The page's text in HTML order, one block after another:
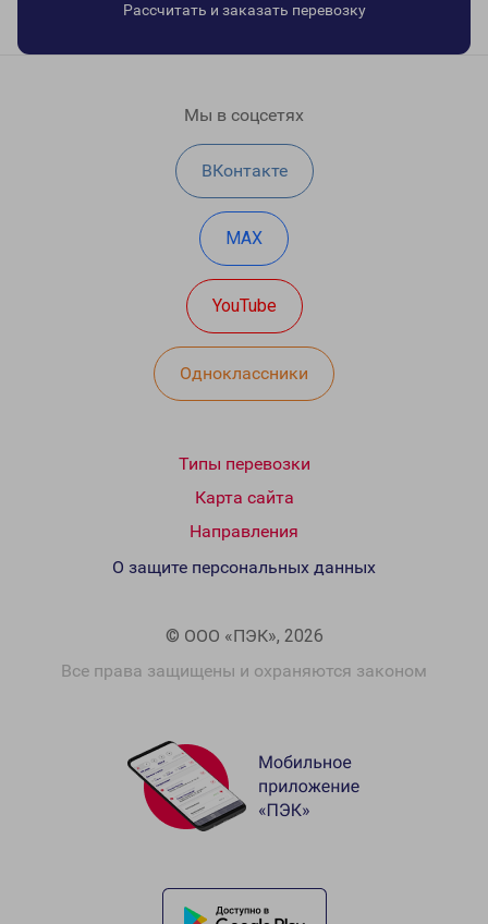
Рассчитать и заказать перевозку
Мы в соцсетях
ВКонтакте
MAX
YouTube
Одноклассники
Типы перевозки
Карта сайта
Направления
© ООО «ПЭК», 2026
Все права защищены и охраняются законом
О защите персональных данных